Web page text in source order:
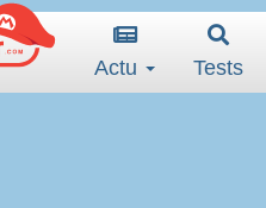
Actu Tests